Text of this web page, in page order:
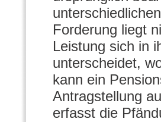
Forderung liegt
Leistung sich in
unterscheidet,
kann ein
Antragstellung
erfasst die